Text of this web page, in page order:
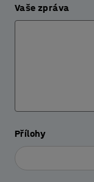
Vaše zpráva
Přílohy